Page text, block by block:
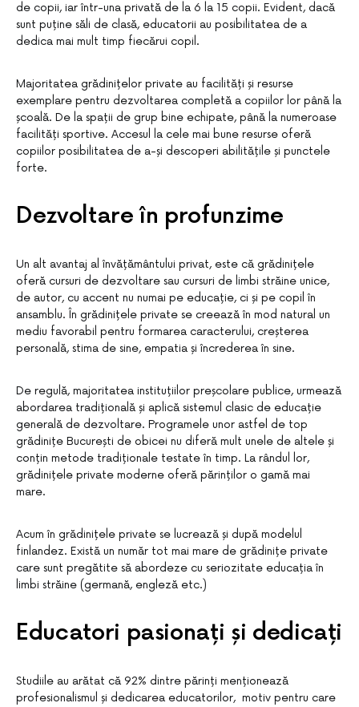
de copii, iar într-una privată de la 6 la 15 copii. Evident, dacă
sunt puține săli de clasă, educatorii au posibilitatea de a
dedica mai mult timp fiecărui copil.
Majoritatea grădinițelor private au facilități și resurse
exemplare pentru dezvoltarea completă a copiilor lor până la
școală. De la spații de grup bine echipate, până la numeroase
facilități sportive. Accesul la cele mai bune resurse oferă
copiilor posibilitatea de a-și descoperi abilitățile și punctele
forte.
Dezvoltare în profunzime
Un alt avantaj al învățământului privat, este că grădinițele
oferă cursuri de dezvoltare sau cursuri de limbi străine unice,
de autor, cu accent nu numai pe educație, ci și pe copil în
ansamblu. În grădinițele private se creează în mod natural un
mediu favorabil pentru formarea caracterului, creșterea
personală, stima de sine, empatia și încrederea în sine.
De regulă, majoritatea instituțiilor preșcolare publice, urmează
abordarea tradițională și aplică sistemul clasic de educație
generală de dezvoltare. Programele unor astfel de top
grădinițe București de obicei nu diferă mult unele de altele și
conțin metode tradiționale testate în timp. La rândul lor,
grădinițele private moderne oferă părinților o gamă mai
mare.
Acum în grădinițele private se lucrează și după modelul
finlandez. Există un număr tot mai mare de grădinițe private
care sunt pregătite să abordeze cu seriozitate educația în
limbi străine (germană, engleză etc.)
Educatori pasionați și dedicați
Studiile au arătat că 92% dintre părinți menționează
profesionalismul și dedicarea educatorilor, motiv pentru care